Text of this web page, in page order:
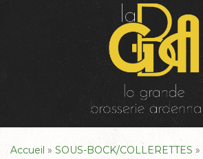
Accueil » SOUS-BOCK/COLLERETTES »